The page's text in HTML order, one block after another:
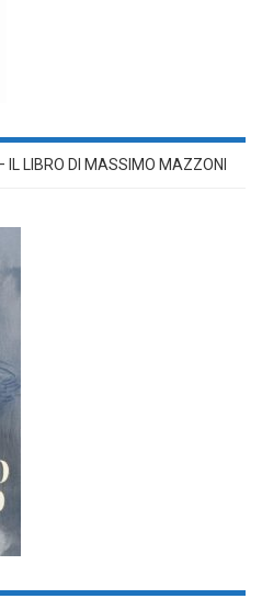
IL LIBRO DI MASSIMO MAZZONI